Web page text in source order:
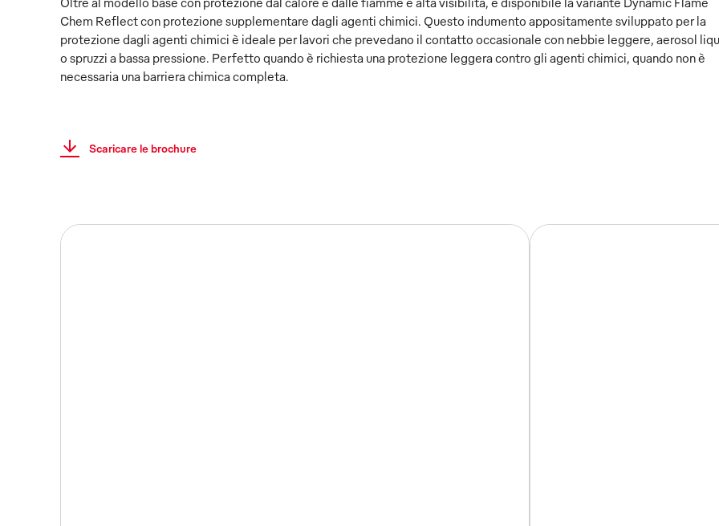
Chem Reflect con protezione supplementare dagli agenti chimici. Questo indumento appositamente sviluppato per la
protezione dagli agenti chimici è ideale per lavori che prevedano il contatto occasionale con nebbie leggere, aerosol
o spruzzi a bassa pressione. Perfetto quando è richiesta una protezione leggera contro gli agenti chimici, quando non è
necessaria una barriera chimica completa.
Scaricare le brochure